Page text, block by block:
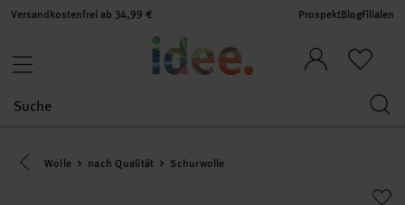
Versandkostenfrei ab 34,99 € ProspektBlogFilialen
Eine Kategorie zurück navigieren
Wolle nach Qualität Schurwolle